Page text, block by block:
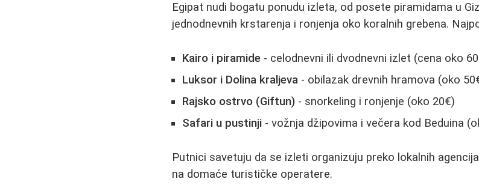
Egipat nudi bogatu ponudu izleta, od posete piramidama u
jednodnevnih krstarenja i ronjenja oko koralnih grebena.
Kairo i piramide - celodnevni ili dvodnevni izlet (cena oko
Luksor i Dolina kraljeva - obilazak drevnih hramova (oko
Rajsko ostrvo (Giftun) - snorkeling i ronjenje (oko 20€)
Safari u pustinji - vožnja džipovima i večera kod Beduina
Putnici savetuju da se izleti organizuju preko lokalnih
na domaće turističke operatere.